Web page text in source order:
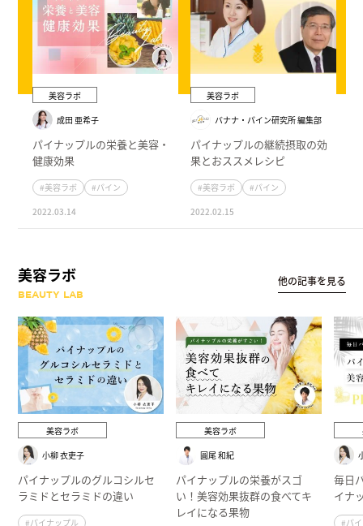
美容ラボ
成田 亜希子
パイナップルの栄養と美容・
健康効果
#美容ラボ
#パイン
2022.03.14
美容ラボ
バナナ・パイン研究所 編集部
パイナップルの継続摂取の効
果とおススメレシピ
#美容ラボ
#パイン
2022.02.15
美容ラボ
BEAUTY LAB
他の記事を見る
美容ラボ
小柳 衣吏子
パイナップルのグルコシルセ
ラミドとセラミドの違い
#パイナップル
美容ラボ
圓尾 和紀
パイナップルの栄養がスゴ
い！美容効果抜群の食べてキ
レイになる果物
毎日
イナ
#パ